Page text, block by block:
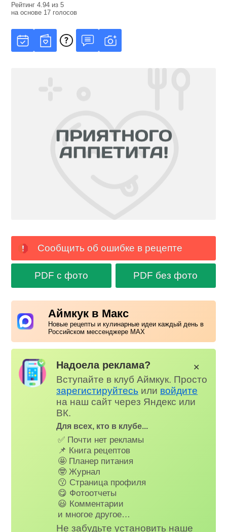
Рейтинг4.94 из5
на основе 17 голосов
Сообщить об ошибке в рецепте
PDF с фото PDF без фото
Аймкук в Макс
Новые рецепты и кулинарные идеи каждый день в
Российском мессенджере MAX
Надоела реклама?
Вступайте в клуб Аймкук. Просто
зарегистируйтесь или войдите
на наш сайт через Яндекс или
ВК.
Для всех, кто в клубе...
✅ Почти нет рекламы
📌 Книга рецептов
🤩 Планер питания
🤓 Журнал
😗 Страница профиля
😋 Фотоотчеты
😃 Комментарии
и многое другое…
Не забудьте установить наше
✕